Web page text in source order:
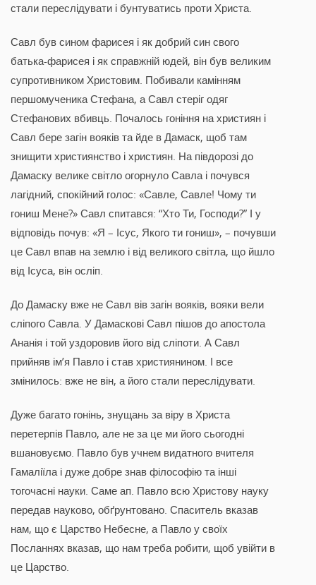
стали переслідувати і бунтуватись проти Христа.
Савл був сином фарисея і як добрий син свого
батька-фарисея і як справжній юдей, він був великим
супротивником Христовим. Побивали камінням
першомученика Стефана, а Савл стеріг одяг
Стефанових вбивць. Почалось гоніння на християн і
Савл бере загін вояків та йде в Дамаск, щоб там
знищити християнство і християн. На півдорозі до
Дамаску велике світло огорнуло Савла і почувся
лагідний, спокійний голос: «Савле, Савле! Чому ти
гониш Мене?» Савл спитався: “Хто Ти, Господи?” І у
відповідь почув: «Я – Ісус, Якого ти гониш», – почувши
це Савл впав на землю і від великого світла, що йшло
від Ісуса, він осліп.
До Дамаску вже не Савл вів загін вояків, вояки вели
сліпого Савла. У Дамаскові Савл пішов до апостола
Ананія і той уздоровив його від сліпоти. А Савл
прийняв ім’я Павло і став християнином. І все
змінилось: вже не він, а його стали переслідувати.
Дуже багато гонінь, знущань за віру в Христа
перетерпів Павло, але не за це ми його сьогодні
вшановуємо. Павло був учнем видатного вчителя
Гамаліїла і дуже добре знав філософію та інші
тогочасні науки. Саме ап. Павло всю Христову науку
передав науково, обґрунтовано. Спаситель вказав
нам, що є Царство Небесне, а Павло у своїх
Посланнях вказав, що нам треба робити, щоб увійти в
це Царство.